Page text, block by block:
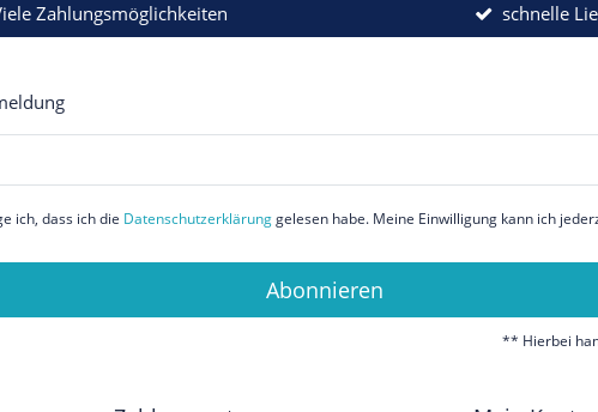
Zahlungsmöglichkeiten schnelle
ich, dass ich die Daten­schutz­erklärunggelesen habe. Meine Einwilligung kann ich
Abonnieren
** Hierbei